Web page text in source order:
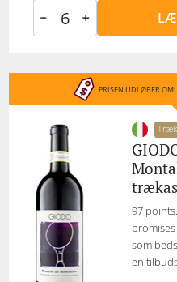
PRISEN UDLØBER OM:
97
som
en